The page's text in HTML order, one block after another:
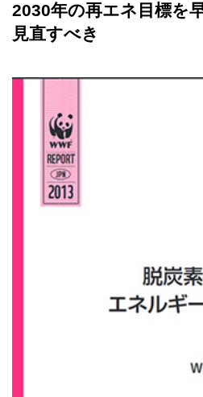
2030年の再エネ目標を
見直すべき